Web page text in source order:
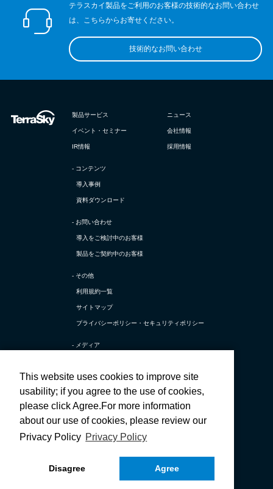
テラスカイ製品をご利用のお客様の技術的なお問い合わせ
は、こちらからお寄せください。
技術的なお問い合わせ
製品サービス ニュース
イベント・セミナー 会社情報
IR情報 採用情報
- コンテンツ
導入事例
資料ダウンロード
- お問い合わせ
導入をご検討中のお客様
製品をご契約中のお客様
- その他
利用規約一覧
サイトマップ
プライバシーポリシー・ セキュリティポリシー
- メディア
テラスカイ公式 X
テラスカイ公式 採用X
テラスカイ公式 Facebook
テラスカイ公式 採用Facebook
テラスカイ公式 YouTube
This website uses cookies to improve site
usability; if you agree to the use of cookies,
please click Agree.For more information
about our use of cookies, please review our
Privacy Policy Privacy Policy
Disagree Agree